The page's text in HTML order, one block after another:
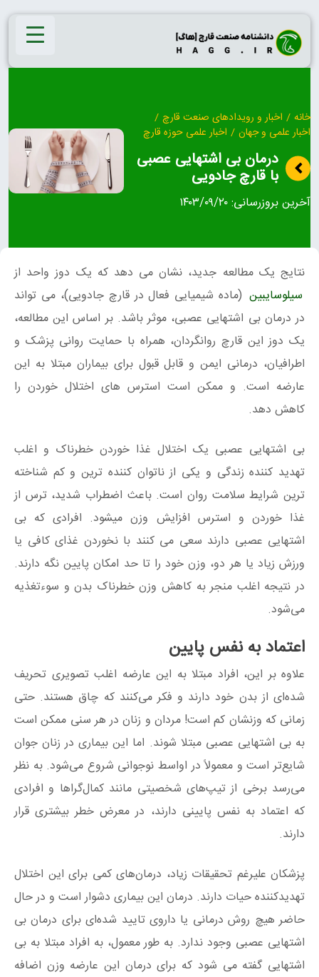
Skip
content
خانه / اخبار و رویدادهای صنعت قارچ /
اخبار علمی و جهان / اخبار علمی حوزه قارچ
درمان بی اشتهایی عصبی
با قارچ جادویی
آخرین بروزرسانی:۱۴۰۳/۰۹/۲۰
نتایج یک مطالعه جدید، نشان می دهد که یک دوز واحد از
سیلوسایبین (ماده شیمیایی فعال در قارچ جادویی)، می تواند
در درمان بی اشتهایی عصبی، موثر باشد. بر اساس این مطالعه،
یک دوز این قارچ روانگردان، همراه با حمایت روانی پزشک و
اطرافیان، درمانی ایمن و قابل قبول برای بیماران مبتلا به این
عارضه است. و ممکن است استرس های اختلال خوردن را
کاهش دهد.
بی‌ اشتهایی عصبی یک اختلال غذا خوردن خطرناک و اغلب
تهدید کننده زندگی و یکی از ناتوان‌ کننده‌ ترین و کم‌ شناخته‌
ترین شرایط سلامت روان است. باعث اضطراب شدید، ترس از
غذا خوردن و استرس افزایش وزن میشود. افرادی که بی
اشتهایی عصبی دارند سعی می کنند با نخوردن غذای کافی یا
ورزش زیاد یا هر دو، وزن خود را تا حد امکان پایین نگه دارند.
در نتیجه اغلب منجر به کاهش وزن خطرناک بدن و سوءتغذیه
می‌شود.
اعتماد به نفس پایین
علاوه بر این، افراد مبتلا به این عارضه اغلب تصویری تحریف
شده‌ای از بدن خود دارند و فکر می‌کنند که چاق هستند. حتی
زمانی که وزنشان کم است! مردان و زنان در هر سنی ممکن است
به بی اشتهایی عصبی مبتلا شوند. اما این بیماری در زنان جوان
شایع‌تر است و معمولاً در اواسط نوجوانی شروع می‌شود. به نظر
می‌رسد برخی از تیپ‌های شخصیتی مانند کمال‌گراها و افرادی
که اعتماد به نفس پایینی دارند، در معرض خطر بیشتری قرار
دارند.
پزشکان علیرغم تحقیقات زیاد، درمان‌های کمی برای این اختلال
تهدیدکننده حیات دارند. درمان این بیماری دشوار است و در حال
حاضر هیچ روش درمانی یا داروی تایید شده‌ای برای درمان بی
اشتهایی عصبی وجود ندارد. به طور معمول، به افراد مبتلا به بی
اشتهایی گفته می شود که برای درمان این عارضه وزن اضافه